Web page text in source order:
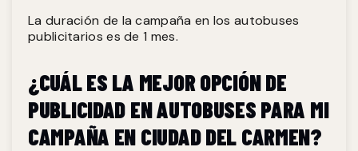
La duración de la campaña en los autobuses
publicitarios es de 1 mes.
¿CUÁL ES LA MEJOR OPCIÓN DE
PUBLICIDAD EN AUTOBUSES PARA MI
CAMPAÑA EN CIUDAD DEL CARMEN?